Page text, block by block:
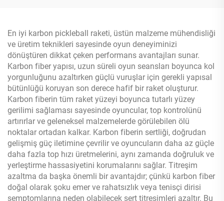
En iyi karbon pickleball raketi, üstün malzeme mühendisliği
ve üretim teknikleri sayesinde oyun deneyiminizi
dönüştüren dikkat çeken performans avantajları sunar.
Karbon fiber yapısı, uzun süreli oyun seansları boyunca kol
yorgunluğunu azaltırken güçlü vuruşlar için gerekli yapısal
bütünlüğü koruyan son derece hafif bir raket oluşturur.
Karbon fiberin tüm raket yüzeyi boyunca tutarlı yüzey
gerilimi sağlaması sayesinde oyuncular, top kontrolünü
artırırlar ve geleneksel malzemelerde görülebilen ölü
noktalar ortadan kalkar. Karbon fiberin sertliği, doğrudan
gelişmiş güç iletimine çevrilir ve oyuncuların daha az güçle
daha fazla top hızı üretmelerini, aynı zamanda doğruluk ve
yerleştirme hassasiyetini korumalarını sağlar. Titreşim
azaltma da başka önemli bir avantajdır; çünkü karbon fiber
doğal olarak şoku emer ve rahatsızlık veya tenisçi dirisi
semptomlarına neden olabilecek sert titreşimleri azaltır. Bu